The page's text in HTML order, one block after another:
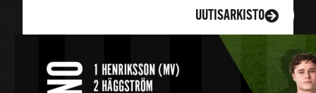
UUTISARKISTO